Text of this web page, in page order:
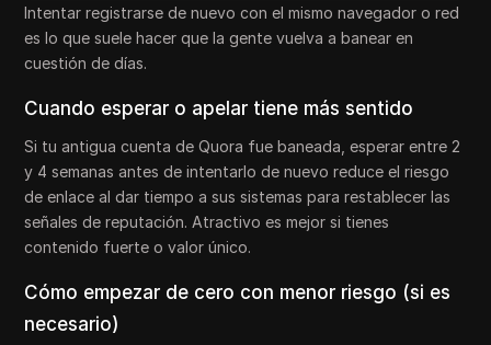
Intentar registrarse de nuevo con el mismo navegador o red
es lo que suele hacer que la gente vuelva a banear en
cuestión de días.
Cuando esperar o apelar tiene más sentido
Si tu antigua cuenta de Quora fue baneada, esperar entre 2
y 4 semanas antes de intentarlo de nuevo reduce el riesgo
de enlace al dar tiempo a sus sistemas para restablecer las
señales de reputación. Atractivo es mejor si tienes
contenido fuerte o valor único.
Cómo empezar de cero con menor riesgo (si es
necesario)